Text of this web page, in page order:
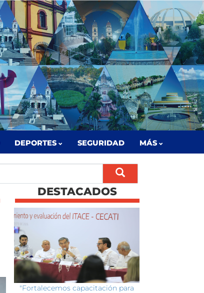
DEPORTES SEGURIDAD MÁS
DESTACADOS
"Fortalecemos capacitación para